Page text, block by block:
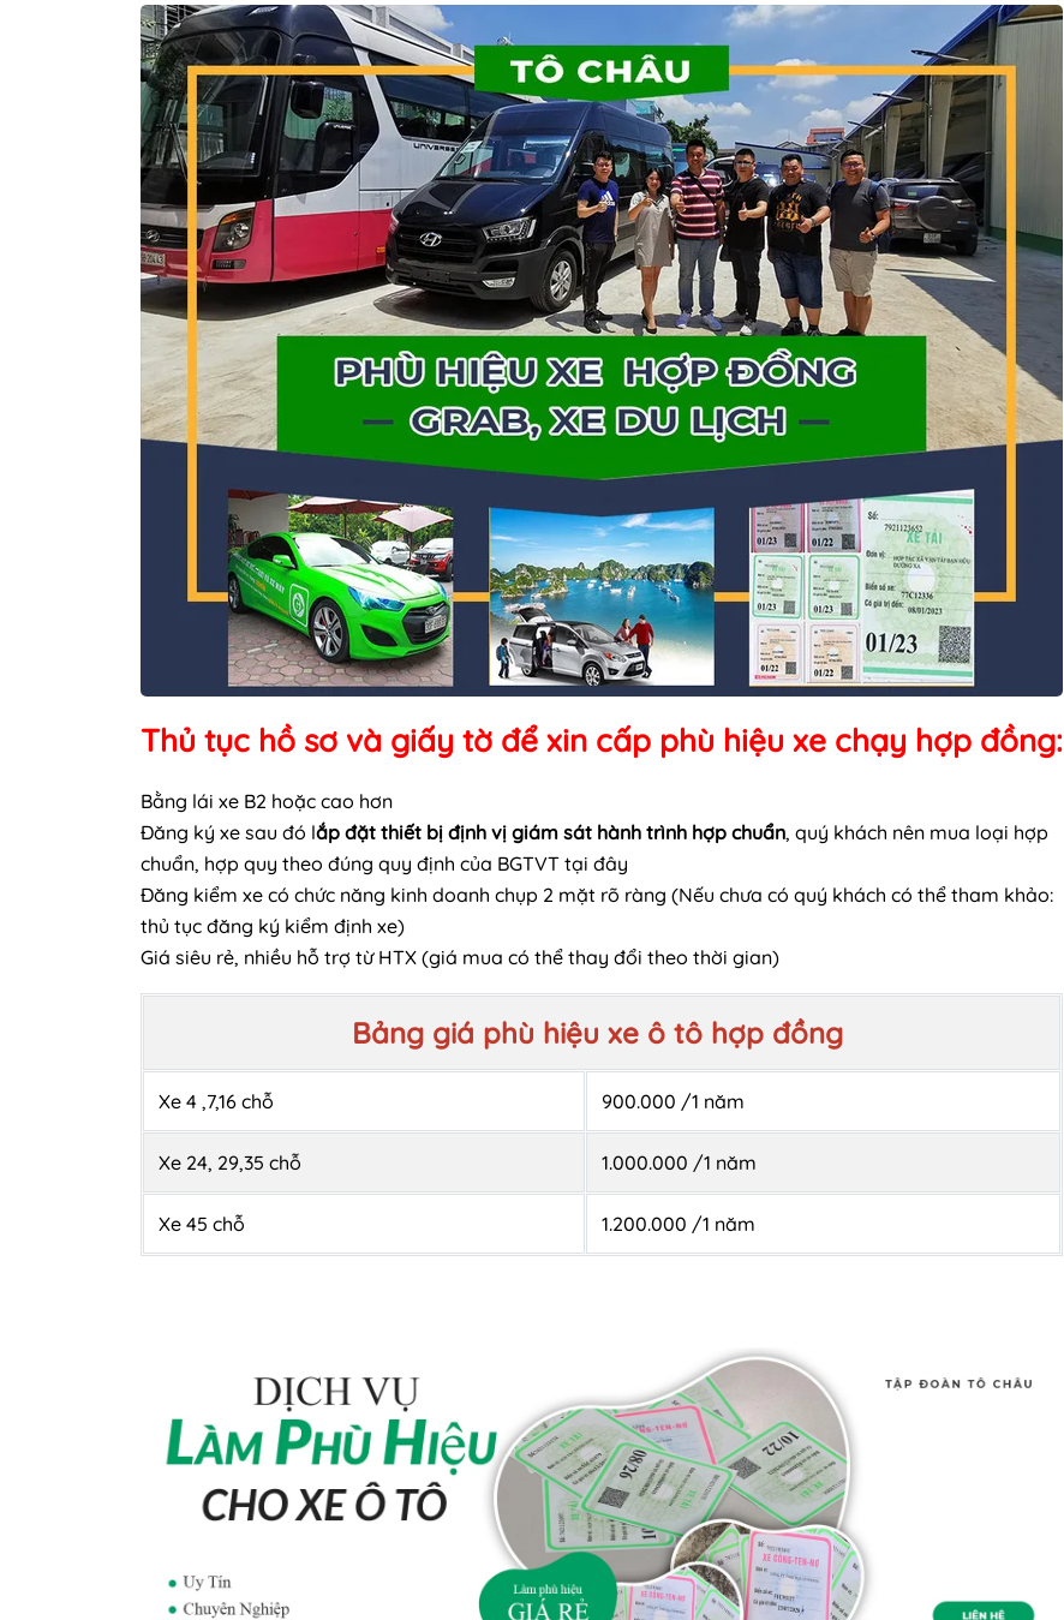
Thủ tục hồ sơ và giấy tờ để xin cấp phù hiệu xe chạy hợp đồng:
Bằng lái xe B2 hoặc cao hơn
Đăng ký xe sau đó lắp đặt thiết bị định vị giám sát hành trình hợp chuẩn, quý khách nên mua loại hợp
chuẩn, hợp quy theo đúng quy định của BGTVT tại đây
Đăng kiểm xe có chức năng kinh doanh chụp 2 mặt rõ ràng (Nếu chưa có quý khách có thể tham khảo:
thủ tục đăng ký kiểm định xe)
Giá siêu rẻ, nhiều hỗ trợ từ HTX (giá mua có thể thay đổi theo thời gian)
Bảng giá phù hiệu xe ô tô hợp đồng
Xe 4 ,7,16 chỗ 900.000 /1 năm
Xe 24, 29,35 chỗ 1.000.000 /1 năm
Xe 45 chỗ 1.200.000 /1 năm